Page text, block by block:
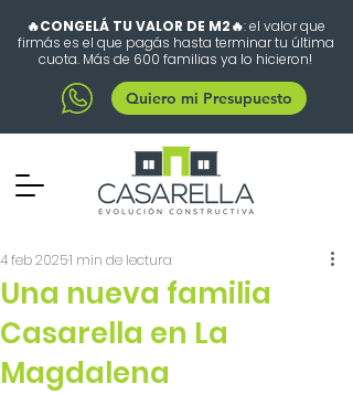
🔥CONGELÁ TU VALOR DE M2🔥: el valor que
firmás es el que pagás hasta terminar tu última
cuota. Más de 600 familias ya lo hicieron!
Quiero mi Presupuesto
Una nueva familia
Casarella en La
Magdalena
4 feb 20251 min de lectura